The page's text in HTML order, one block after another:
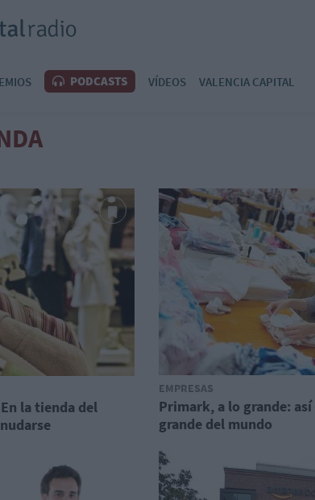
PODCASTS VÍDEOS VALENCIA CAPITAL
la tienda del
EMPRESAS
Primark, a lo grande:
grande del mundo